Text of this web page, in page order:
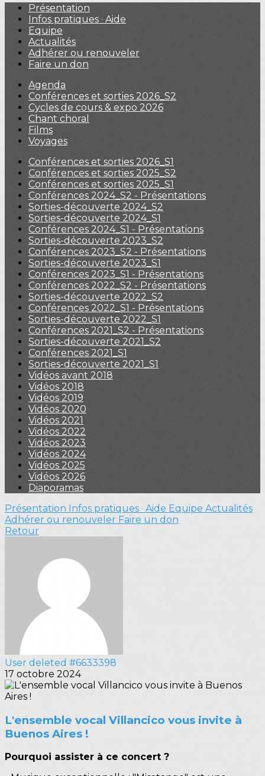
Présentation
Infos pratiques · Aide
Equipe
Actualités
Adhérer ou renouveler
Faire un don
Agenda
Conférences et sorties 2026_S2
Cycles de cours & expo 2026
Chant choral
Films
Voyages
Conférences et sorties 2026_S1
Conférences et sorties 2025_S2
Conférences et sorties 2025_S1
Conférences 2024_S2 - Présentations
Sorties-découverte 2024_S2
Sorties-découverte 2024_S1
Conférences 2024_S1 - Présentations
Sorties-découverte 2023_S2
Conférences 2023_S2 - Présentations
Sorties-découverte 2023_S1
Conférences 2023_S1 - Présentations
Conférences 2022_S2 - Présentations
Sorties-découverte 2022_S2
Conférences 2022_S1 - Présentations
Sorties-découverte 2022_S1
Conférences 2021_S2 - Présentations
Sorties-découverte 2021_S2
Conférences 2021_S1
Sorties-découverte 2021_S1
Vidéos avant 2018
Vidéos 2018
Vidéos 2019
Vidéos 2020
Vidéos 2021
Vidéos 2022
Vidéos 2023
Vidéos 2024
Vidéos 2025
Vidéos 2026
Diaporamas
Présentation Infos pratiques · Aide Equipe Actualités
Adhérer ou renouveler Faire un don
Retour
User deleted #6633398
17 octobre 2024
L'ensemble vocal Villancico vous invite à
Buenos Aires !
Pourquoi assister à ce concert ?